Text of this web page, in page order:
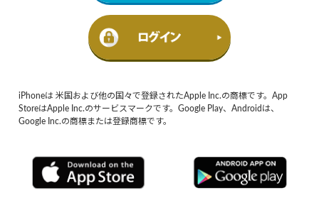
iPhoneは 米国および他の国々で登録されたApple Inc.の商標です。App
StoreはApple Inc.のサービスマークです。Google Play、Androidは、
Google Inc.の商標または登録商標です。